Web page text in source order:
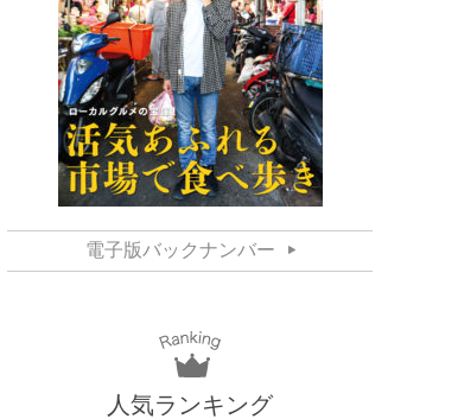
電子版バックナンバー
人気ランキング